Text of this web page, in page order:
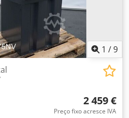
1 /9
2 459 €
Preço fixo acresce IVA